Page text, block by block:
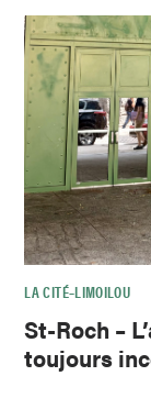
LA CITÉ–LIMOILOU
St-Roch –
toujours